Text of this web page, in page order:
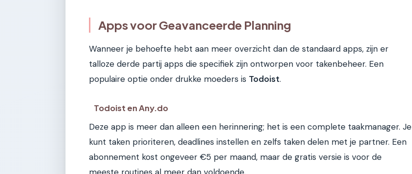
Apps voor Geavanceerde Planning
Wanneer je behoefte hebt aan meer overzicht dan de standaard apps, zijn er
talloze derde partij apps die specifiek zijn ontworpen voor takenbeheer. Een
populaire optie onder drukke moeders is Todoist.
Todoist en Any.do
Deze app is meer dan alleen een herinnering; het is een complete taakmanager. Je
kunt taken prioriteren, deadlines instellen en zelfs taken delen met je partner. Een
abonnement kost ongeveer €5 per maand, maar de gratis versie is voor de